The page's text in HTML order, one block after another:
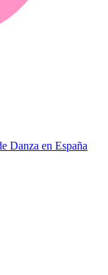
Danza en España